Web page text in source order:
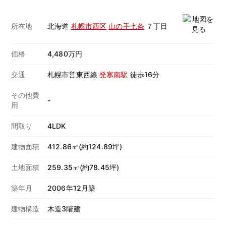
所在地 北海道 札幌市西区 山の手七条 ７丁目
価格 4,480万円
交通 札幌市営東西線 発寒南駅 徒歩16分
その他費
用
-
間取り 4LDK
建物面積 412.86㎡(約124.89坪)
土地面積 259.35㎡(約78.45坪)
築年月 2006年12月築
建物構造 木造3階建